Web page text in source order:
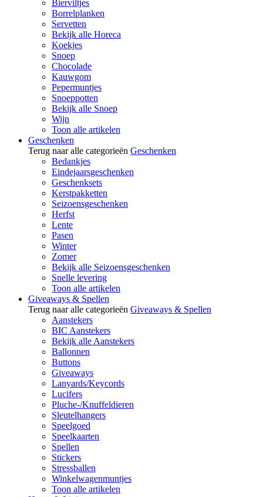
Bierviltjes
Borrelplanken
Servetten
Bekijk alle Horeca
Koekjes
Snoep
Chocolade
Kauwgom
Pepermuntjes
Snoeppotten
Bekijk alle Snoep
Wijn
Toon alle artikelen
Geschenken
Terug naar alle categorieën Geschenken
Bedankjes
Eindejaarsgeschenken
Geschenksets
Kerstpakketten
Seizoensgeschenken
Herfst
Lente
Pasen
Winter
Zomer
Bekijk alle Seizoensgeschenken
Snelle levering
Toon alle artikelen
Giveaways & Spellen
Terug naar alle categorieën Giveaways & Spellen
Aanstekers
BIC Aanstekers
Bekijk alle Aanstekers
Ballonnen
Buttons
Giveaways
Lanyards/Keycords
Lucifers
Pluche-/Knuffeldieren
Sleutelhangers
Speelgoed
Speelkaarten
Spellen
Stickers
Stressballen
Winkelwagenmuntjes
Toon alle artikelen